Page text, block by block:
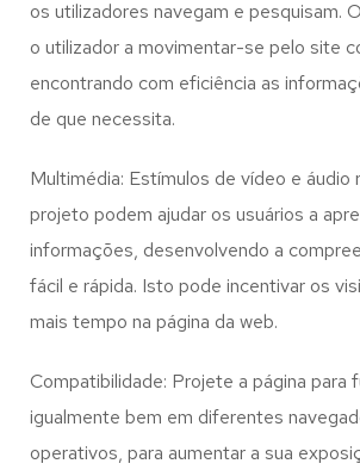
os utilizadores navegam e pesquisam.
o utilizador a movimentar-se pelo site
encontrando com eficiência as
de que necessita.
Multimédia: Estímulos de vídeo e áudio
projeto podem ajudar os usuários a
informações, desenvolvendo a
fácil e rápida. Isto pode incentivar os
mais tempo na página da web.
Compatibilidade: Projete a página para
igualmente bem em diferentes
operativos, para aumentar a sua